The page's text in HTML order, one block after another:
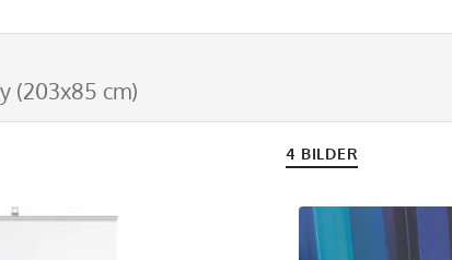
(203x85 cm)
4 BILDER